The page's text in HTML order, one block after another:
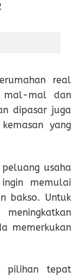
real
mal-mal dan
dipasar juga
yang
usaha
memulai
bakso. Untuk
memerkukan
pilihan tepat